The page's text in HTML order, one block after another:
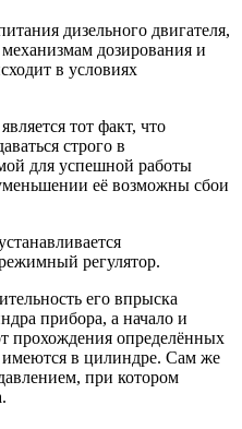
дизельного двигателя,
дозирования и
в условиях
тот факт, что
строго в
для успешной работы
её возможны сбои
регулятор.
его впрыска
прибора, а начало и
прохождения определённых
в цилиндре. Сам же
при котором